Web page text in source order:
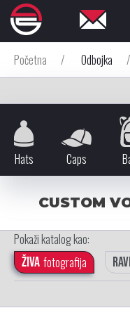
Početna / Odbojka /
Hats Caps
CUSTOM
Pokaži katalog kao:
Živa fotografija